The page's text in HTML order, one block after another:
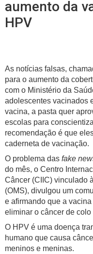
aumento da
HPV
As notícias falsas,
para o aumento da
com o Ministério da
adolescentes vacinados
vacina, a pasta quer
escolas para
recomendação é que
caderneta de vacinação.
O problema das fake
do mês, o Centro
Câncer (CIIC) vinculado
(OMS), divulgou um
e afirmando que a
eliminar o câncer de colo
O HPV é uma doença
humano que causa
meninos e meninas.